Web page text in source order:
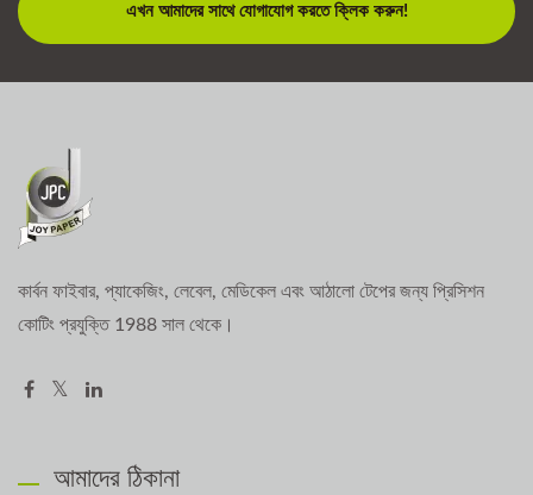
এখন আমাদের সাথে যোগাযোগ করতে ক্লিক করুন!
কার্বন ফাইবার, প্যাকেজিং, লেবেল, মেডিকেল এবং আঠালো টেপের জন্য প্রিসিশন
কোটিং প্রযুক্তি 1988 সাল থেকে।
আমাদের ঠিকানা